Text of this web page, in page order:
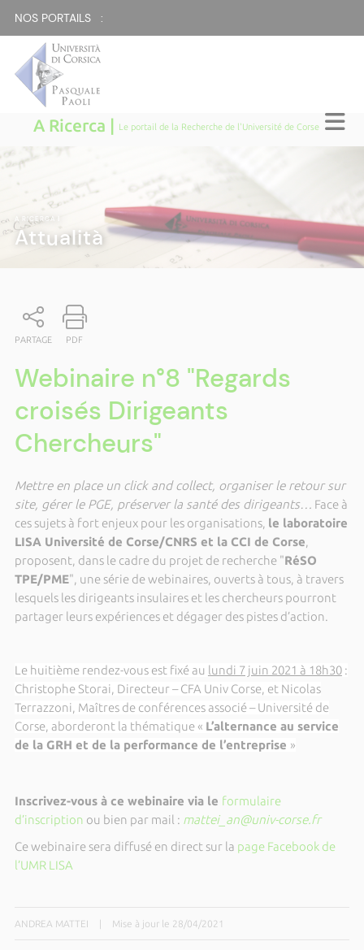
NOS PORTAILS :
A Ricerca | Le portail de la Recherche de l'Université de Corse
A RICERCA
Attualità
PARTAGE PDF
Webinaire n°8 "Regards
croisés Dirigeants
Chercheurs"
Mettre en place un click and collect, organiser le retour sur
site, gérer le PGE, préserver la santé des dirigeants… Face à
ces sujets à fort enjeux pour les organisations, le laboratoire
LISA Université de Corse/CNRS et la CCI de Corse,
proposent, dans le cadre du projet de recherche "RéSO
TPE/PME", une série de webinaires, ouverts à tous, à travers
lesquels les dirigeants insulaires et les chercheurs pourront
partager leurs expériences et dégager des pistes d’action.
Le huitième rendez-vous est fixé au lundi 7 juin 2021 à 18h30:
Christophe Storai, Directeur – CFA Univ Corse, et Nicolas
Terrazzoni, Maîtres de conférences associé – Université de
Corse, aborderont la thématique « L’alternance au service
de la GRH et de la performance de l’entreprise »
Inscrivez-vous à ce webinaire via le formulaire
d’inscription ou bien par mail : mattei_an@univ-corse.fr
Ce webinaire sera diffusé en direct sur la page Facebook de
l’UMR LISA
ANDREA MATTEI Mise à jour le 28/04/2021